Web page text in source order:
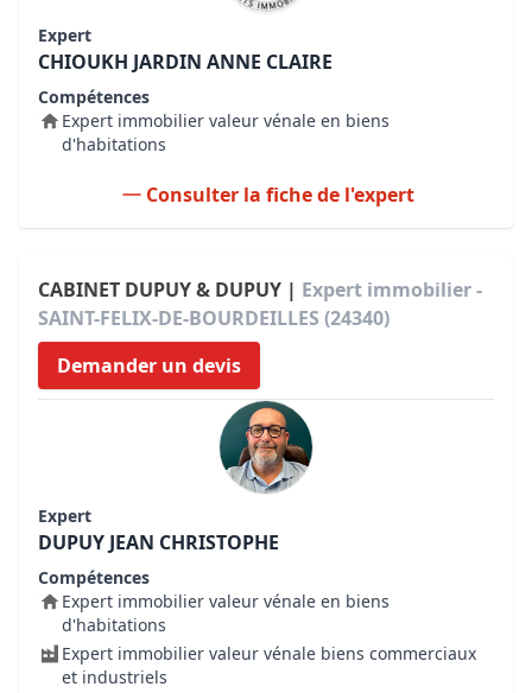
Expert
CHIOUKH JARDIN ANNE CLAIRE
Compétences
Expert immobilier valeur vénale en biens
d'habitations
Consulter la fiche de l'expert
CABINET DUPUY & DUPUY | Expert immobilier -
SAINT-FELIX-DE-BOURDEILLES (24340)
Demander un devis
Expert
DUPUY JEAN CHRISTOPHE
Compétences
Expert immobilier valeur vénale en biens
d'habitations
Expert immobilier valeur vénale biens commerciaux
et industriels